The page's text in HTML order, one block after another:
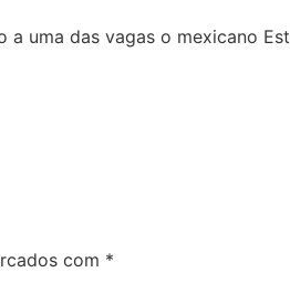
uma das vagas o mexicano
com *